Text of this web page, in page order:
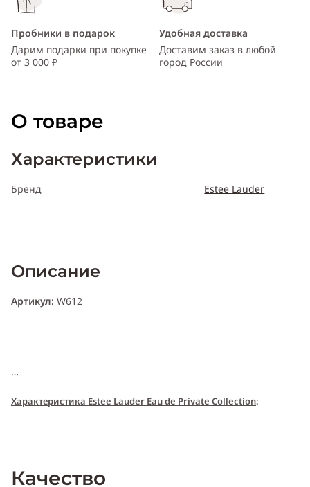
Пробники в подарок
Дарим подарки при покупке
от 3 000 ₽
Удобная доставка
Доставим заказ в любой
город России
О товаре
Характеристики
Бренд Estee Lauder
Описание
Артикул: W612
Xарактеристика Estee Lauder Eau de Private Collection:
Качество